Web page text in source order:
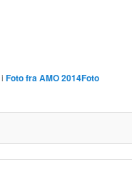
iFoto fra AMO 2014Foto